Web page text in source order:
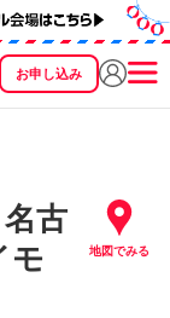
お申し込み
古
モ
地図でみる